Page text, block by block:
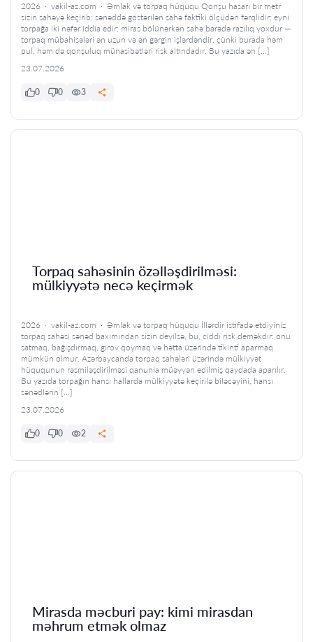
2026 · vakil-az.com · Əmlak və torpaq hüququ Qonşu hasarı bir metr
sizin sahəyə keçirib; sənəddə göstərilən sahə faktiki ölçüdən fərqlidir; eyni
torpağa iki nəfər iddia edir; miras bölünərkən sahə barədə razılıq yoxdur —
torpaq mübahisələri ən uzun və ən gərgin işlərdəndir, çünki burada həm
pul, həm də qonşuluq münasibətləri risk altındadır. Bu yazıda ən […]
23.07.2026
0 0 3
Torpaq sahəsinin özəlləşdirilməsi:
mülkiyyətə necə keçirmək
2026 · vakil-az.com · Əmlak və torpaq hüququ İllərdir istifadə etdiyiniz
torpaq sahəsi sənəd baxımından sizin deyilsə, bu, ciddi risk deməkdir: onu
satmaq, bağışdırmaq, girov qoymaq və hətta üzərində tikinti aparmaq
mümkün olmur. Azərbaycanda torpaq sahələri üzərində mülkiyyət
hüququnun rəsmiləşdirilməsi qanunla müəyyən edilmiş qaydada aparılır.
Bu yazıda torpağın hansı hallarda mülkiyyətə keçirilə biləcəyini, hansı
sənədlərin […]
23.07.2026
0 0 2
Mirasda məcburi pay: kimi mirasdan
məhrum etmək olmaz